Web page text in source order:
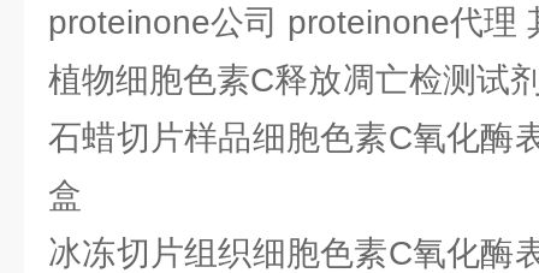
proteinone公司 proteinone代理
植物细胞色素C释放凋亡检测试
石蜡切片样品细胞色素C氧化酶
盒
冰冻切片组织细胞色素C氧化酶